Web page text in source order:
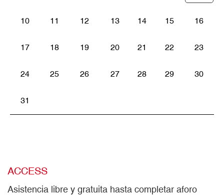
10 11 12 13 14 15 16
17 18 19 20 21 22 23
24 25 26 27 28 29 30
31
ACCESS
Asistencia libre y gratuita hasta completar aforo